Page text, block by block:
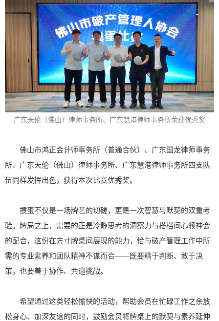
广东天伦（佛山）律师事务所、广东慧港律师事务所荣获优秀奖
佛山市鸿正会计师事务所（普通合伙）、广东国龙律师事务
所、广东天伦（佛山）律师事务所、广东慧港律师事务所四支队
伍同样发挥出色，获得本次比赛优秀奖。
掼蛋不仅是一场牌艺的切磋，更是一次智慧与默契的双重考
验。牌局之上，需要的正是冷静思考的洞察力与搭档间心领神会
的配合，这份在方寸牌桌间展现的能力，恰与破产管理工作中所
需的专业素养和团队精神不谋而合——既要精于判断、敢于决
策，也要善于协作、共迎挑战。
希望通过这类轻松愉快的活动，帮助会员在忙碌工作之余放
松身心、加深友谊的同时，鼓励会员将牌桌上的默契与素养延伸